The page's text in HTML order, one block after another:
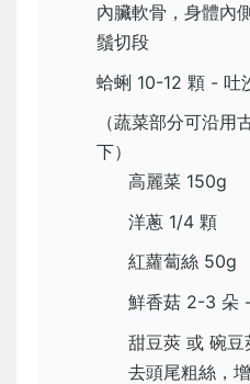
內臟軟骨，身體內
鬚切段
蛤蜊 10-12 顆 - 吐
（蔬菜部分可沿用
下）
高麗菜 150g
洋蔥 1/4 顆
紅蘿蔔絲 50g
鮮香菇 2-3 朵
甜豆莢 或 碗
去頭尾粗絲，